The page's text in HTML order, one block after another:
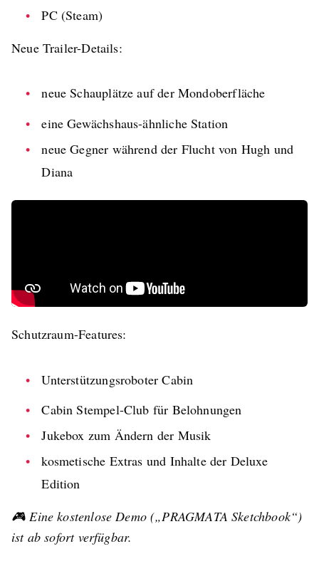
PC (Steam)
Neue Trailer-Details:
neue Schauplätze auf der Mondoberfläche
eine Gewächshaus-ähnliche Station
neue Gegner während der Flucht von Hugh und
Diana
Schutzraum-Features:
Unterstützungsroboter Cabin
Cabin Stempel-Club für Belohnungen
Jukebox zum Ändern der Musik
kosmetische Extras und Inhalte der Deluxe
Edition
🎮 Eine kostenlose Demo („PRAGMATA Sketchbook“)
ist ab sofort verfügbar.